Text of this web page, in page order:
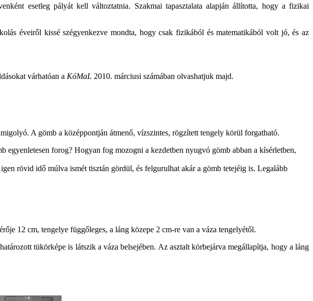
esetleg pályát kell változtatnia. Szakmai tapasztalata alapján állította, hogy a fizikai
éveiről kissé szégyenkezve mondta, hogy csak fizikából és matematikából volt jó, és az
várhatóan a KöMaL 2010. márciusi számában olvashatjuk majd.
A gömb a középpontján átmenő, vízszintes, rögzített tengely körül forgatható.
forog? Hogyan fog mozogni a kezdetben nyugvó gömb abban a kísérletben,
rövid idő múlva ismét tisztán gördül, és felgurulhat akár a gömb tetejéig is. Legalább
12 cm, tengelye függőleges, a láng közepe 2 cm-re van a váza tengelyétől.
tükörképe is látszik a váza belsejében. Az asztalt körbejárva megállapítja, hogy a láng